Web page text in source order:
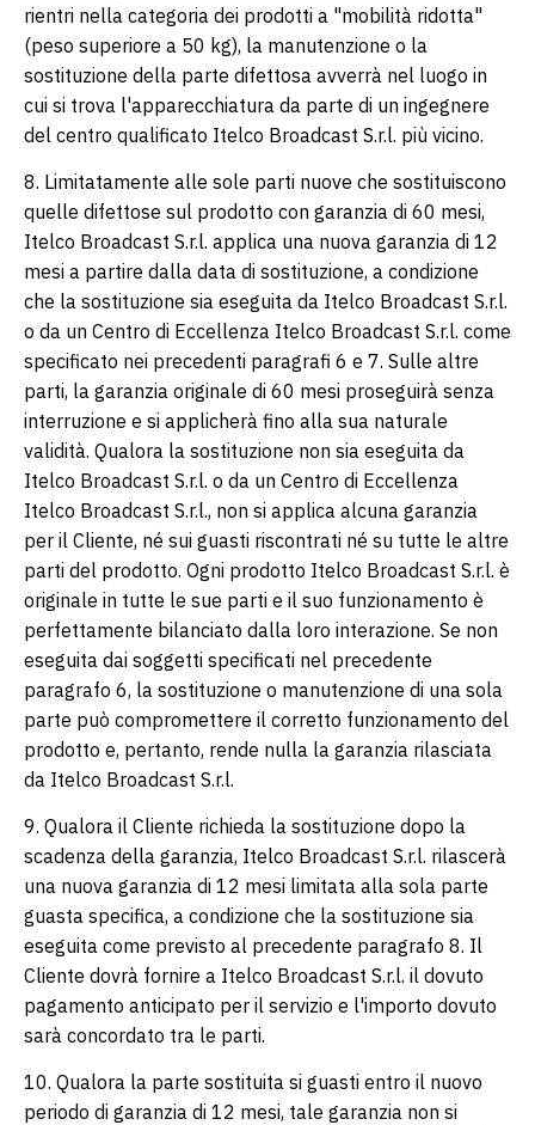
rientri nella categoria dei prodotti a "mobilità ridotta"
(peso superiore a 50 kg), la manutenzione o la
sostituzione della parte difettosa avverrà nel luogo in
cui si trova l'apparecchiatura da parte di un ingegnere
del centro qualificato Itelco Broadcast S.r.l. più vicino.
8. Limitatamente alle sole parti nuove che sostituiscono
quelle difettose sul prodotto con garanzia di 60 mesi,
Itelco Broadcast S.r.l. applica una nuova garanzia di 12
mesi a partire dalla data di sostituzione, a condizione
che la sostituzione sia eseguita da Itelco Broadcast S.r.l.
o da un Centro di Eccellenza Itelco Broadcast S.r.l. come
specificato nei precedenti paragrafi 6 e 7. Sulle altre
parti, la garanzia originale di 60 mesi proseguirà senza
interruzione e si applicherà fino alla sua naturale
validità. Qualora la sostituzione non sia eseguita da
Itelco Broadcast S.r.l. o da un Centro di Eccellenza
Itelco Broadcast S.r.l., non si applica alcuna garanzia
per il Cliente, né sui guasti riscontrati né su tutte le altre
parti del prodotto. Ogni prodotto Itelco Broadcast S.r.l. è
originale in tutte le sue parti e il suo funzionamento è
perfettamente bilanciato dalla loro interazione. Se non
eseguita dai soggetti specificati nel precedente
paragrafo 6, la sostituzione o manutenzione di una sola
parte può compromettere il corretto funzionamento del
prodotto e, pertanto, rende nulla la garanzia rilasciata
da Itelco Broadcast S.r.l.
9. Qualora il Cliente richieda la sostituzione dopo la
scadenza della garanzia, Itelco Broadcast S.r.l. rilascerà
una nuova garanzia di 12 mesi limitata alla sola parte
guasta specifica, a condizione che la sostituzione sia
eseguita come previsto al precedente paragrafo 8. Il
Cliente dovrà fornire a Itelco Broadcast S.r.l. il dovuto
pagamento anticipato per il servizio e l'importo dovuto
sarà concordato tra le parti.
10. Qualora la parte sostituita si guasti entro il nuovo
periodo di garanzia di 12 mesi, tale garanzia non si